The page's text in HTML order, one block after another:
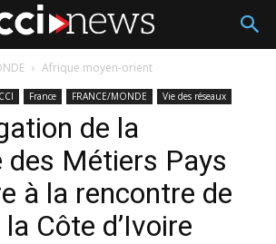
Afrique moyen-orient
CCI France FRANCE/MONDE Vie des réseaux
de la
des Métiers Pays
à la rencontre de
Côte d’Ivoire